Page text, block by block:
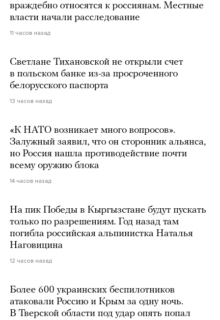
враждебно относятся к россиянам. Местные
власти начали расследование
11 часов назад
Светлане Тихановской не открыли счет
в польском банке из-за просроченного
белорусского паспорта
13 часов назад
«К НАТО возникает много вопросов».
Залужный заявил, что он сторонник альянса,
но Россия нашла противодействие почти
всему оружию блока
14 часов назад
На пик Победы в Кыргызстане будут пускать
только по разрешениям. Год назад там
погибла российская альпинистка Наталья
Наговицина
12 часов назад
Более 600 украинских беспилотников
атаковали Россию и Крым за одну ночь.
В Тверской области под удар опять попал